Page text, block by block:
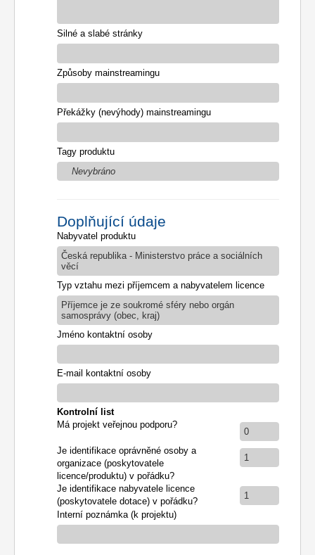
Silné a slabé stránky
Způsoby mainstreamingu
Překážky (nevýhody) mainstreamingu
Tagy produktu
Nevybráno
Doplňující údaje
Nabyvatel produktu
Česká republika - Ministerstvo práce a sociálních
věcí
Typ vztahu mezi příjemcem a nabyvatelem licence
Příjemce je ze soukromé sféry nebo orgán
samosprávy (obec, kraj)
Jméno kontaktní osoby
E-mail kontaktní osoby
Kontrolní list
Má projekt veřejnou podporu?
0
Je identifikace oprávněné osoby a
organizace (poskytovatele
licence/produktu) v pořádku?
1
Je identifikace nabyvatele licence
(poskytovatele dotace) v pořádku?
1
Interní poznámka (k projektu)